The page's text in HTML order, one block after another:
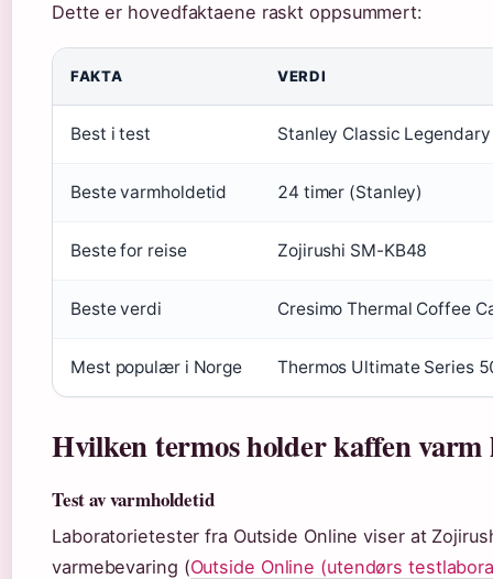
Dette er hovedfaktaene raskt oppsummert:
FAKTA VERDI
Best i test Stanley Classic
Beste varmholdetid 24 timer (Stanley)
Beste for reise Zojirushi SM-KB48
Beste verdi Cresimo Thermal Coffee
Mest populær i Norge Thermos Ultimate Series
Hvilken termos holder kaffen varm
Test av varmholdetid
Laboratorietester fra Outside Online viser at
varmebevaring (Outside Online (utendørs